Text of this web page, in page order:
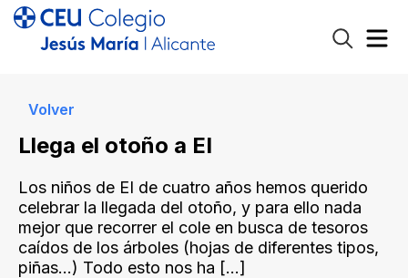
Volver
Llega el otoño a EI
Los niños de EI de cuatro años hemos querido
celebrar la llegada del otoño, y para ello nada
mejor que recorrer el cole en busca de tesoros
caídos de los árboles (hojas de diferentes tipos,
piñas…) Todo esto nos ha […]